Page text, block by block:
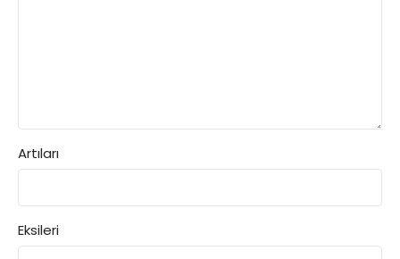
Artıları
Eksileri